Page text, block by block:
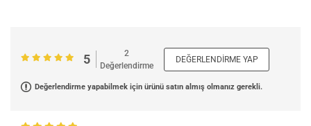
5
2
Değerlendirme
DEĞERLENDIRME YAP
Değerlendirme yapabilmek için ürünü satın almış olmanız gerekli.